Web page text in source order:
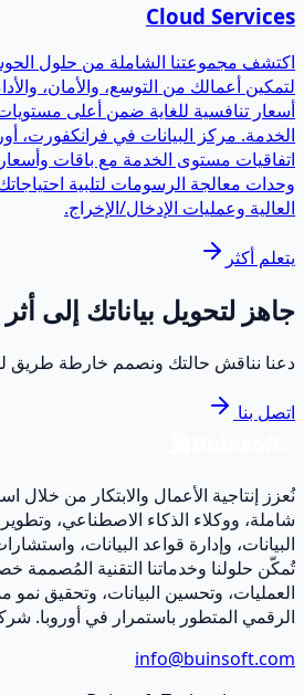
Cloud Services
اكتشف مجموعتنا الشاملة من حلول
لتمكين أعمالك من التوسع، والأمان،
أسعار تنافسية للغاية ضمن أعلى
الخدمة. مركز البيانات في فرانكفورت،
اتفاقيات مستوى الخدمة مع باقات
وحدات معالجة الرسومات لتلبية
العالية وعمليات الإدخال/الإخراج.
يتعلم أكثر
جاهز لتحويل بياناتك إلى
دعنا نناقش حالتك ونصمم خارطة طريق
اتصل بنا
نُعزز إنتاجية الأعمال والابتكار من خلال
شاملة، ووكلاء الذكاء الاصطناعي،
البيانات، وإدارة قواعد البيانات،
تُمكّن حلولنا وخدماتنا التقنية
العمليات، وتحسين البيانات، وتحقيق
الرقمي المتطور باستمرار في أوروبا.
info@buinsoft.com